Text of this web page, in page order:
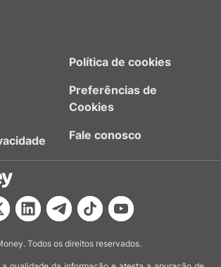
Política de cookies
Preferências de
Cookies
Fale conosco
Todos os direitos reservados.